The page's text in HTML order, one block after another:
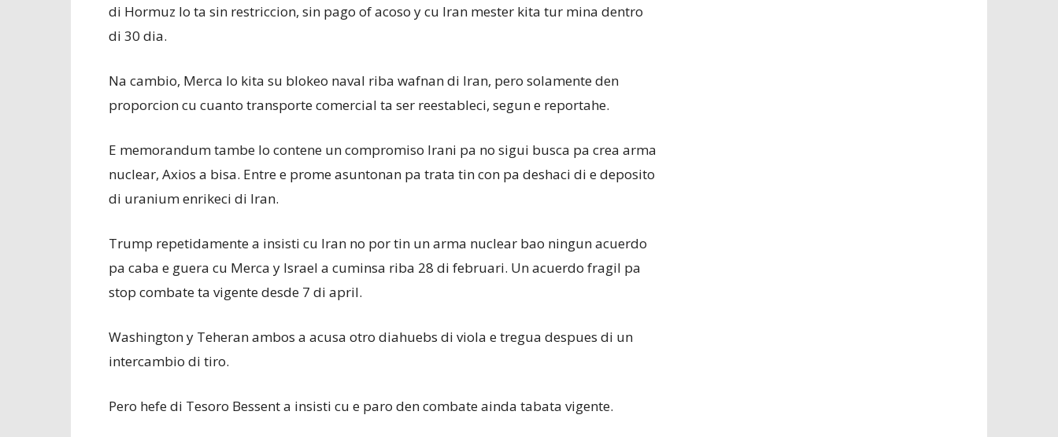
di Hormuz lo ta sin restriccion, sin pago of acoso y cu Iran mester kita tur mina dentro
di 30 dia.
Na cambio, Merca lo kita su blokeo naval riba wafnan di Iran, pero solamente den
proporcion cu cuanto transporte comercial ta ser reestableci, segun e reportahe.
E memorandum tambe lo contene un compromiso Irani pa no sigui busca pa crea arma
nuclear, Axios a bisa. Entre e prome asuntonan pa trata tin con pa deshaci di e deposito
di uranium enrikeci di Iran.
Trump repetidamente a insisti cu Iran no por tin un arma nuclear bao ningun acuerdo
pa caba e guera cu Merca y Israel a cuminsa riba 28 di februari. Un acuerdo fragil pa
stop combate ta vigente desde 7 di april.
Washington y Teheran ambos a acusa otro diahuebs di viola e tregua despues di un
intercambio di tiro.
Pero hefe di Tesoro Bessent a insisti cu e paro den combate ainda tabata vigente.